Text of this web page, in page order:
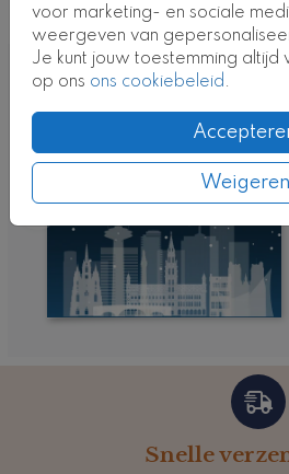
voor marketing- en sociale
weergeven van
Je kunt jouw toestemming altijd
op ons ons cookiebeleid.
Weigeren
leuk
Snelle